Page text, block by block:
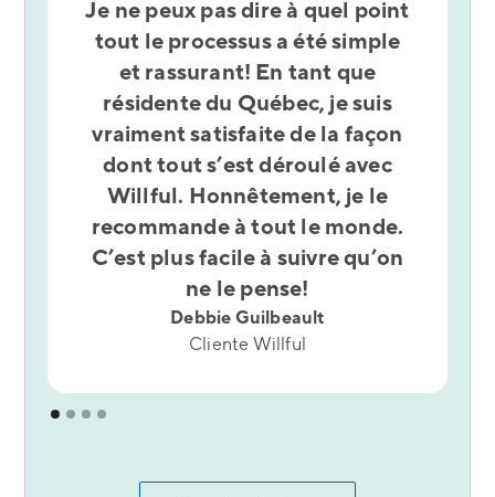
Je ne peux pas dire à quel point
tout le processus a été simple
et rassurant! En tant que
résidente du Québec, je suis
vraiment satisfaite de la façon
dont tout s’est déroulé avec
Willful. Honnêtement, je le
recommande à tout le monde.
C’est plus facile à suivre qu’on
ne le pense!
Debbie Guilbeault
Cliente Willful